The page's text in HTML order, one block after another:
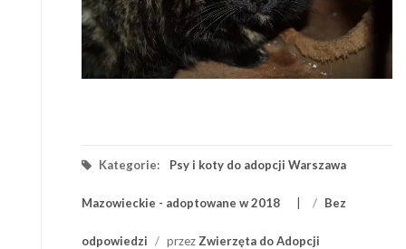
Kategorie: Psy i koty do adopcji Warszawa
Mazowieckie - adoptowane w 2018 / Bez
odpowiedzi / przez Zwierzęta do Adopcji